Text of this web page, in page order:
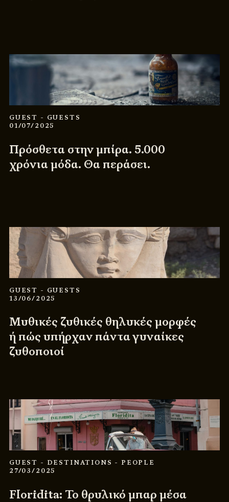
GUEST - GUESTS
01/07/2025
Πρόσθετα στην μπίρα. 5.000
χρόνια μόδα. Θα περάσει.
GUEST - GUESTS
13/06/2025
Μυθικές ζυθικές θηλυκές μορφές
ή πώς υπήρχαν πάντα γυναίκες
ζυθοποιοί
GUEST - DESTINATIONS - PEOPLE
27/03/2025
Floridita: Το θρυλικό μπαρ μέσα